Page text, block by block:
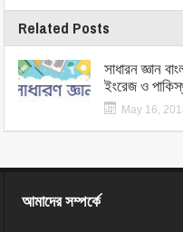
Related Posts
সাধারন জ্ঞান
ইংরেজ ও
May 16,
আমাদের সম্পর্কে